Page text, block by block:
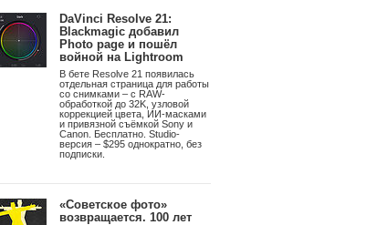
на рассылку